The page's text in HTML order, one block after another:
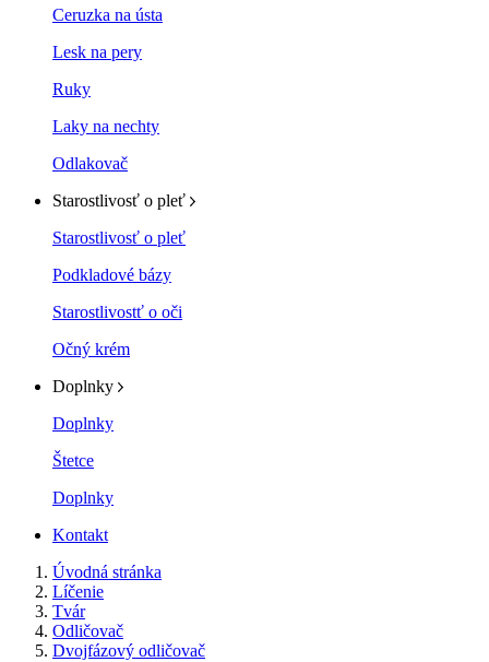
Ceruzka na ústa
Lesk na pery
Ruky
Laky na nechty
Odlakovač
Starostlivosť o pleť
Starostlivosť o pleť
Podkladové bázy
Starostlivostť o oči
Očný krém
Doplnky
Doplnky
Štetce
Doplnky
Kontakt
Úvodná stránka
Líčenie
Tvár
Odličovač
Dvojfázový odličovač